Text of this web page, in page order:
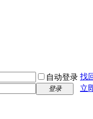
自动登录 找
登录
立